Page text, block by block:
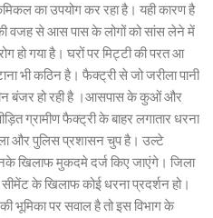
का उपयोग कर रहा है। यही कारण है
वजह से आस पास के लोगों को सांस लेने में
हो गया है। घरों पर मिट्टी की परत आ
भी कठिन है। फैक्ट्री से जो जरीला पानी
बंजर हो रही है ।आसपास के कुओं और
ग्रामीण फैक्ट्री के बाहर लगातार धरना
और पुलिस प्रशासन चुप है। उल्टे
खिलाफ मुकदमे दर्ज किए जाएंगे। जिला
के खिलाफ कोई धरना प्रदर्शन हो।
भूमिका पर सवाल है तो इस विभाग के